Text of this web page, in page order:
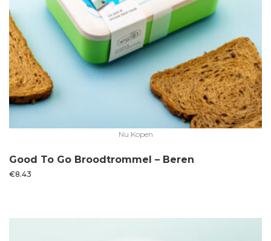
Nu Kopen
Good To Go Broodtrommel – Beren
€8.43